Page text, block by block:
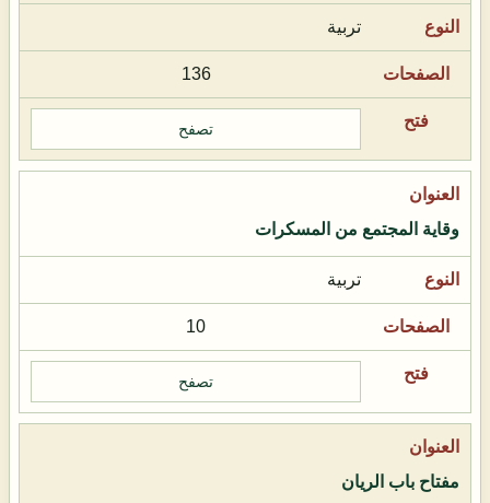
تربية
136
تصفح
وقاية المجتمع من المسكرات
تربية
10
تصفح
مفتاح باب الريان